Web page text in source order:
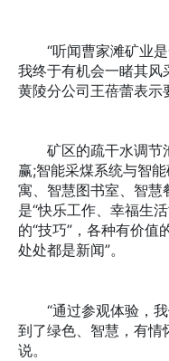
“听闻曹家滩矿业是
我终于有机会一睹其风
黄陵分公司王蓓蕾表示
矿区的疏干水调节
赢;智能采煤系统与智
寓、智慧图书室、智慧
是“快乐工作、幸福生
的“技巧”，各种有价值
处处都是新闻”。
“通过参观体验，我
到了绿色、智慧，有情
说。